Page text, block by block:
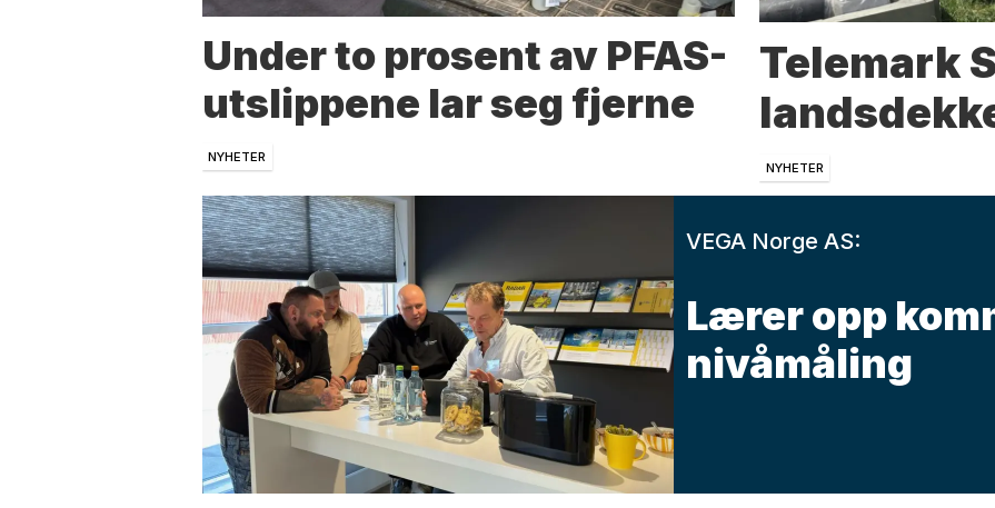
Under to prosent av PFAS-
utslippene lar seg fjerne
NYHETER
Telemark
NYHETER
VEGA Norge AS:
Lærer opp
nivåmåling